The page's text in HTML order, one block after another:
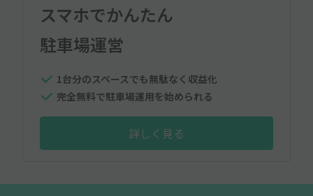
スマホでかんたん
駐車場運営
1台分のスペースでも無駄なく収益化
完全無料で駐車場運用を始められる
詳しく見る